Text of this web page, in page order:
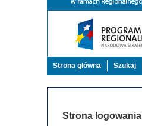
Strona główna Szukaj
Strona logowania